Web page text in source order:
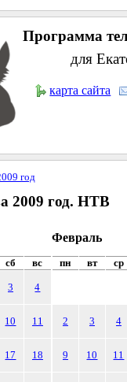
Программа
для
карта сайта
год
2009 год. НТВ
сб вс
3 4
10 11
17 18
Февраль
пн вт ср
2 3 4
9 10 11